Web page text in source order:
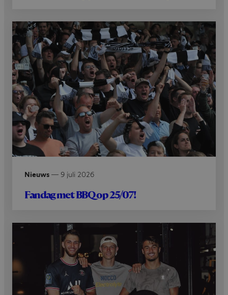
Nieuws — 9 juli 2026
Fandag met BBQ op 25/07!